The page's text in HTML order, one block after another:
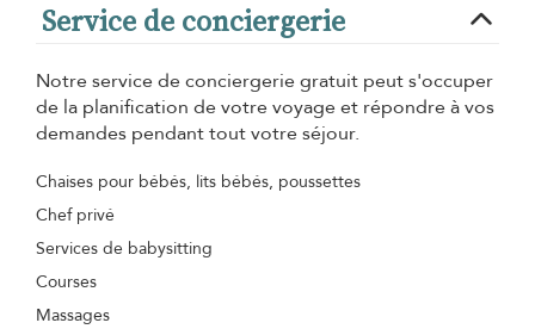
Service de conciergerie
Notre service de conciergerie gratuit peut s'occuper
de la planification de votre voyage et répondre à vos
demandes pendant tout votre séjour.
Chaises pour bébés, lits bébés, poussettes
Chef privé
Services de babysitting
Courses
Massages